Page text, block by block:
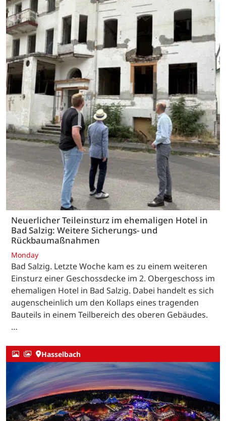
Neuerlicher Teileinsturz im ehemaligen Hotel in
Bad Salzig: Weitere Sicherungs- und
Rückbaumaßnahmen
Monday
Bad Salzig. Letzte Woche kam es zu einem weiteren
Einsturz einer Geschossdecke im 2. Obergeschoss im
ehemaligen Hotel in Bad Salzig. Dabei handelt es sich
augenscheinlich um den Kollaps eines tragenden
Bauteils in einem Teilbereich des oberen Gebäudes.
…
Hasselbach